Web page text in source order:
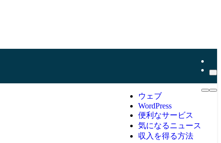
ウェブ
WordPress
便利なサービス
気になるニュース
収入を得る方法